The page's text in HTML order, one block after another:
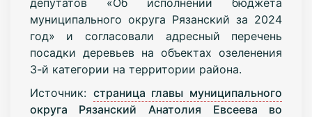
муниципального округа Рязанский за 2024
год» и согласовали адресный перечень
посадки деревьев на объектах озеленения
3-й категории на территории района.
Источник: страница главы муниципального
округа Рязанский Анатолия Евсеева во